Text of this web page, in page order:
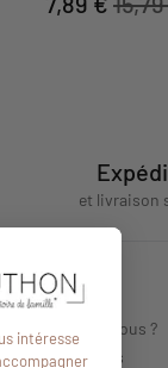
et livraison
A propos
Qui sommes-nous ?
Nos collections